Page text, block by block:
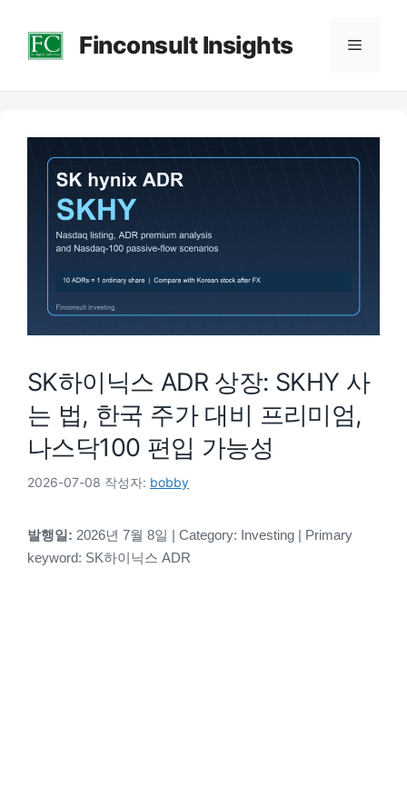
로
Finconsult Insights 메
SK하이닉스 ADR 상장: SKHY 사
는 법, 한국 주가 대비 프리미엄,
나스닥100 편입 가능성
2026-07-08 작성자: bobby
발행일: 2026년 7월 8일 | Category: Investing | Primary
keyword: SK하이닉스 ADR